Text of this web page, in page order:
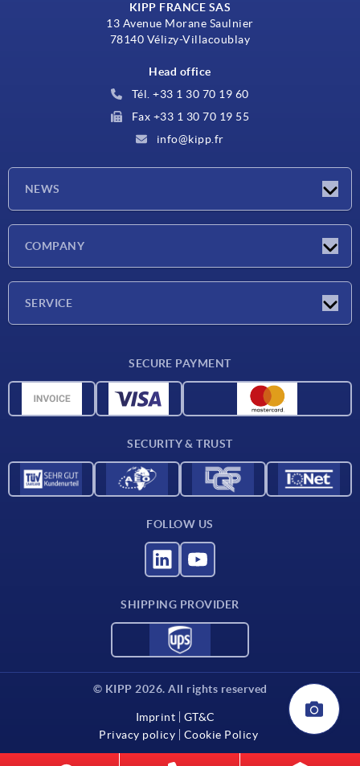
KIPP FRANCE SAS
13 Avenue Morane Saulnier
78140 Vélizy-Villacoublay
Head office
Tél. +33 1 30 70 19 60
Fax +33 1 30 70 19 55
info@kipp.fr
NEWS
COMPANY
SERVICE
CAD data
SECURE PAYMENT
SECURITY & TRUST
FOLLOW US
SHIPPING PROVIDER
© KIPP 2026. All rights reserved
Imprint
GT&C
Privacy policy
Cookie Policy